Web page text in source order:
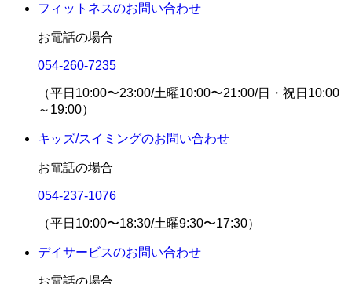
フィットネスのお問い合わせ
お電話の場合
054-260-7235
（平日10:00〜23:00/土曜10:00〜21:00/日・祝日10:00
～19:00）
キッズ/スイミングのお問い合わせ
お電話の場合
054-237-1076
（平日10:00〜18:30/土曜9:30〜17:30）
デイサービスのお問い合わせ
お電話の場合